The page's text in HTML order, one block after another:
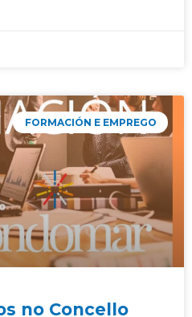
FORMACIÓN E EMPREGO
no Concello